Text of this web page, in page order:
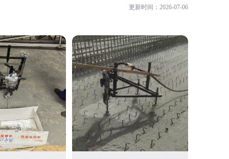
更新时间：2026-07-06